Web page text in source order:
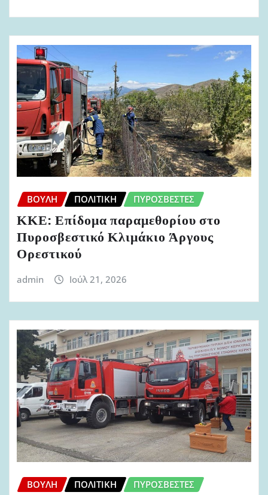
ΒΟΥΛΉ ΠΟΛΙΤΙΚΉ ΠΥΡΟΣΒΈΣΤΕΣ
ΚΚΕ: Επίδομα παραμεθορίου στο
Πυροσβεστικό Κλιμάκιο Άργους
Ορεστικού
admin Ιούλ 21, 2026
ΒΟΥΛΉ ΠΟΛΙΤΙΚΉ ΠΥΡΟΣΒΈΣΤΕΣ